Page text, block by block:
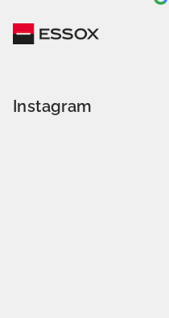
Instagram